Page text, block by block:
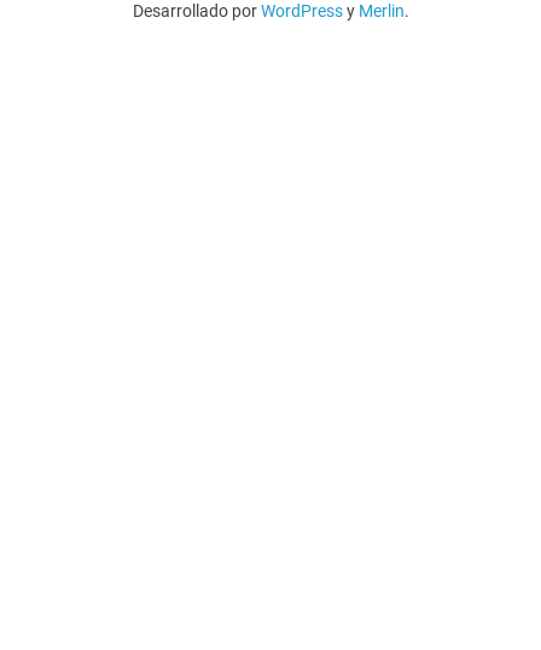
Desarrollado porWordPressy Merlin.